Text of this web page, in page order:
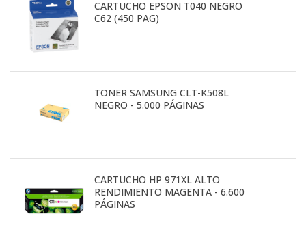
CARTUCHO EPSON T040 NEGRO
C62 (450 PAG)
TONER SAMSUNG CLT-K508L
NEGRO - 5.000 PÁGINAS
CARTUCHO HP 971XL ALTO
RENDIMIENTO MAGENTA - 6.600
PÁGINAS